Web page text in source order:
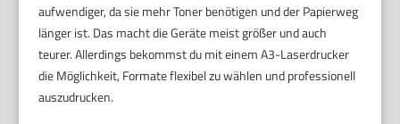
aufwendiger, da sie mehr Toner benötigen und der Papierweg
länger ist. Das macht die Geräte meist größer und auch
teurer. Allerdings bekommst du mit einem A3-Laserdrucker
die Möglichkeit, Formate flexibel zu wählen und professionell
auszudrucken.